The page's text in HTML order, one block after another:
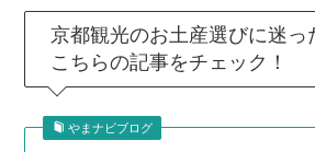
京都観光のお土産選びに迷っ
こちらの記事をチェック！
やまナビブログ